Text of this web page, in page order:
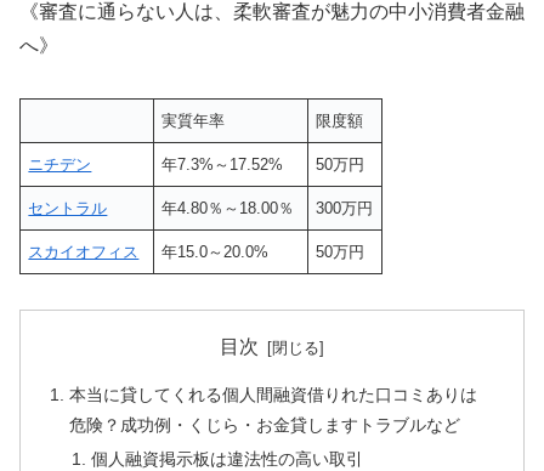
《審査に通らない人は、柔軟審査が魅力の中小消費者金融
へ》
実質年率 限度額
ニチデン 年7.3%～17.52% 50万円
セントラル 年4.80％～18.00％ 300万円
スカイオフィス 年15.0～20.0% 50万円
目次
本当に貸してくれる個人間融資借りれた口コミありは
危険？成功例・くじら・お金貸しますトラブルなど
個人融資掲示板は違法性の高い取引